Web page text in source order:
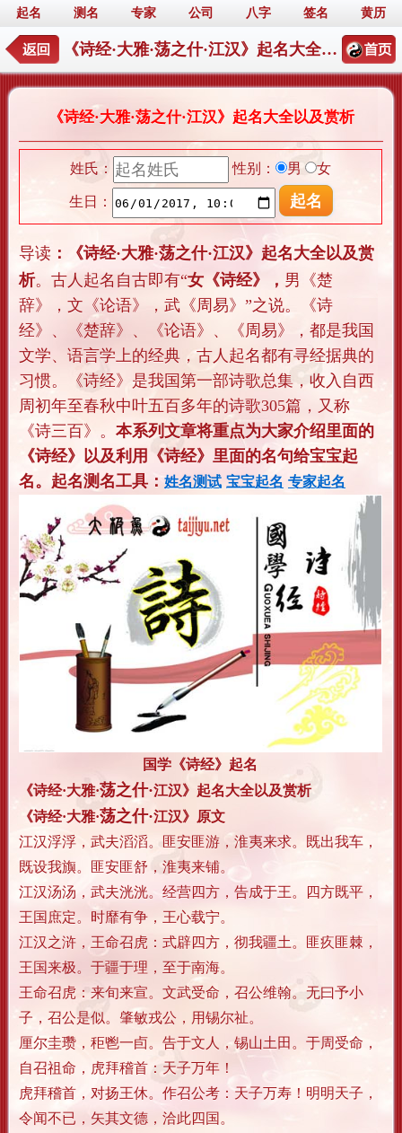
起名 测名 专家 公司 八字 签名 黄历
《诗经·大雅·荡之什·江汉》起名大全以及赏析
《诗经·大雅·荡之什·江汉》起名大全以及赏析
姓氏： 性别： 男 女
生日：
导读 ：《诗经·大雅·荡之什·江汉》起名大全以及赏
析。古人起名自古即有“女《诗经》， 男《楚
辞》，文《论语》，武《周易》”之说。《诗
经》、《楚辞》、《论语》、《周易》，都是我国
文学、语言学上的经典，古人起名都有寻经据典的
习惯。《诗经》是我国第一部诗歌总集，收入自西
周初年至春秋中叶五百多年的诗歌305篇，又称
《诗三百》。 本系列文章将重点为大家介绍里面的
《诗经》以及利用《诗经》里面的名句给宝宝起
名。起名测名工具： 姓名测试 宝宝起名 专家起名
国学《诗经》起名
《诗经·大雅·荡之什·江汉》起名大全以及赏析
《诗经·大雅·荡之什·江汉》 原文
江汉浮浮，武夫滔滔。匪安匪游，淮夷来求。既出我车，
既设我旟。匪安匪舒，淮夷来铺。
江汉汤汤，武夫洸洸。经营四方，告成于王。四方既平，
王国庶定。时靡有争，王心载宁。
江汉之浒，王命召虎：式辟四方，彻我疆土。匪疚匪棘，
王国来极。于疆于理，至于南海。
王命召虎：来旬来宣。文武受命，召公维翰。无曰予小
子，召公是似。肇敏戎公，用锡尔祉。
厘尔圭瓒，秬鬯一卣。告于文人，锡山土田。于周受命，
自召祖命，虎拜稽首：天子万年！
虎拜稽首，对扬王休。作召公考：天子万寿！明明天子，
令闻不已，矢其文德，洽此四国。